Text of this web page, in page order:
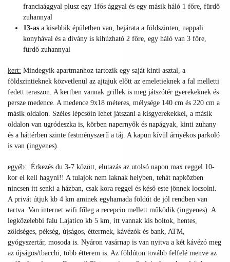
franciaággyal plusz egy 1fős ággyal és egy másik háló 1 főre, fürdő
zuhannyal
13-as a kisebbik épületben van, bejárata a földszinten, nappali
konyhával és a dívány is kihúzható 2 főre, egy háló van 3 főre,
fürdő zuhannyal
kert: Mindegyik apartmanhoz tartozik egy saját kinti asztal, a
földszintieknek közvetlenül az ajtajuk előtt az emeletieknek a fal melletti
fedett teraszon. A kertben vannak grillek is meg játszótér gyerekeknek és
persze medence. A medence 9x18 méteres, mélysége 140 cm és 220 cm a
másik oldalon. Széles lépcsőin lehet játszani a kisgyerekekkel, a másik
oldalon van ugródeszka is, körben napernyők és napágyak, kinti zuhany
és a háttérben szinte festményszerű a táj. A kapun kívül árnyékos parkoló
is van (ingyenes).
egyéb: Érkezés du 3-7 között, elutazás az utolsó napon max reggel 10-
kor el kell hagyni!! A tulajok nem laknak helyben, tehát napközben
nincsen itt senki a házban, csak kora reggel és késő este jönnek locsolni.
A privát útjuk kb 4 km aminek egyhamada földút de jól rendben van
tartva. Van internet wifi főleg a recepcio mellett működik (ingyenes). A
legközelebbi falu Lajatico kb 5 km, itt vannak kis boltok, hentes,
zöldséges, pékség, újságos, éttermek, kávézók és bank, ATM,
gyógyszertár, mosoda is. Nyáron vasárnap is van nyitva a két kávézó meg
az újságos/tbacchi, több étterem is. Az földúton tovább felfelé menve az